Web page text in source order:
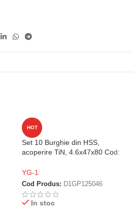
HOT
Set 10 Burghie din HSS,
acoperire TiN, 4.6x47x80 Cod:
YG-1
Cod Produs: D1GP125046
In stoc